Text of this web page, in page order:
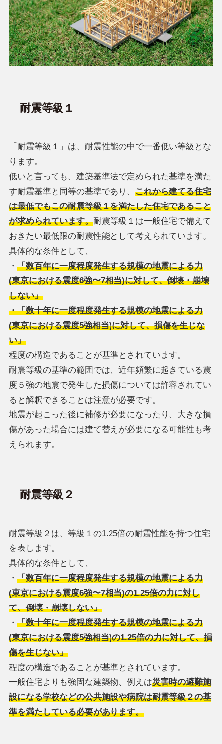
耐震等級１
「耐震等級１」は、耐震性能の中で一番低い等級とな
ります。
低いと言っても、建築基準法で定められた基準を満た
す耐震基準と同等の基準であり、 これから建てる住宅
は最低でもこの耐震等級１を満たした住宅であること
が求められています。耐震等級１は一般住宅で備えて
おきたい最低限の耐震性能として考えられています。
具体的な条件として、
・ 「数百年に一度程度発生する規模の地震による力
(東京における震度6強〜7相当)に対して、倒壊・崩壊
しない」
・「数十年に一度程度発生する規模の地震による力
(東京における震度5強相当)に対して、損傷を生じな
い」
程度の構造であることが基準とされています。
耐震等級の基準の範囲では、近年頻繁に起きている震
度５強の地震で発生した損傷については許容されてい
ると解釈できることは注意が必要です。
地震が起こった後に補修が必要になったり、大きな損
傷があった場合には建て替えが必要になる可能性も考
えられます。
耐震等級２
耐震等級２は、等級１の1.25倍の耐震性能を持つ住宅
を表します。
具体的な条件として、
・ 「数百年に一度程度発生する規模の地震による力
(東京における震度6強〜7相当)の1.25倍の力に対し
て、倒壊・崩壊しない」
・ 「数十年に一度程度発生する規模の地震による力
(東京における震度5強相当)の1.25倍の力に対して、損
傷を生じない」
程度の構造であることが基準とされています。
一般住宅よりも強固な建築物、例えは災害時の避難施
設になる学校などの公共施設や病院は耐震等級２の基
準を満たしている必要があります。